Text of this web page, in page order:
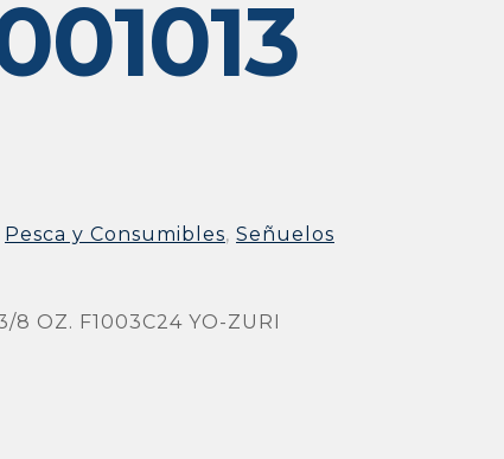
Pesca y Consumibles, Señuelos
8 OZ. F1003C24 YO-ZURI